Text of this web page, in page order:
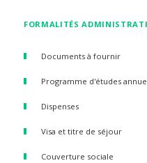
FORMALITÉS
Documents à fournir
Programme d'études
Dispenses
Visa et titre de séjour
Couverture sociale